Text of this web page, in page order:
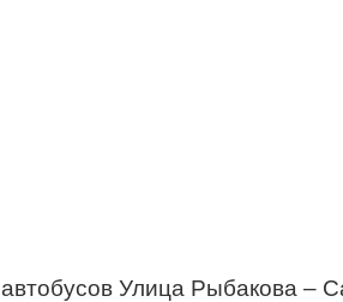
Улица Рыбакова –